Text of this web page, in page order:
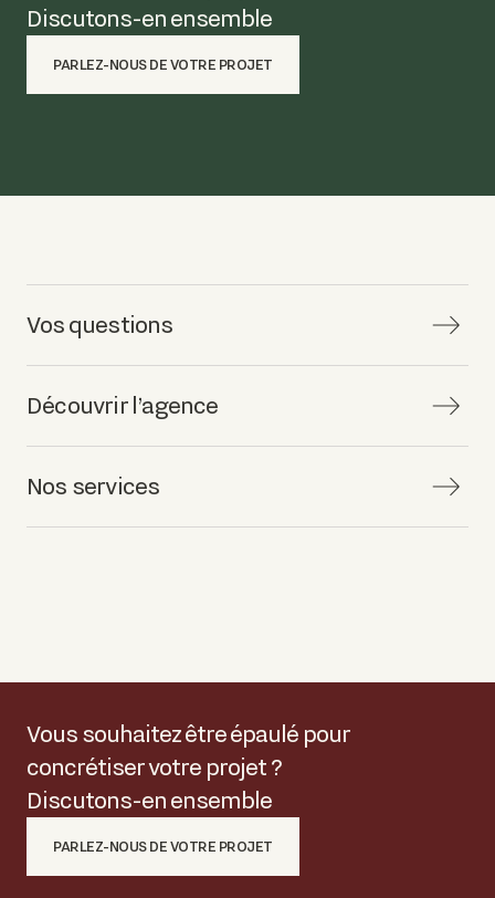
Discutons-en ensemble
PARLEZ-NOUS DE VOTRE PROJET
Vos questions
Découvrir l’agence
Nos services
Vous souhaitez être épaulé pour
concrétiser votre projet ?
Discutons-en ensemble
PARLEZ-NOUS DE VOTRE PROJET